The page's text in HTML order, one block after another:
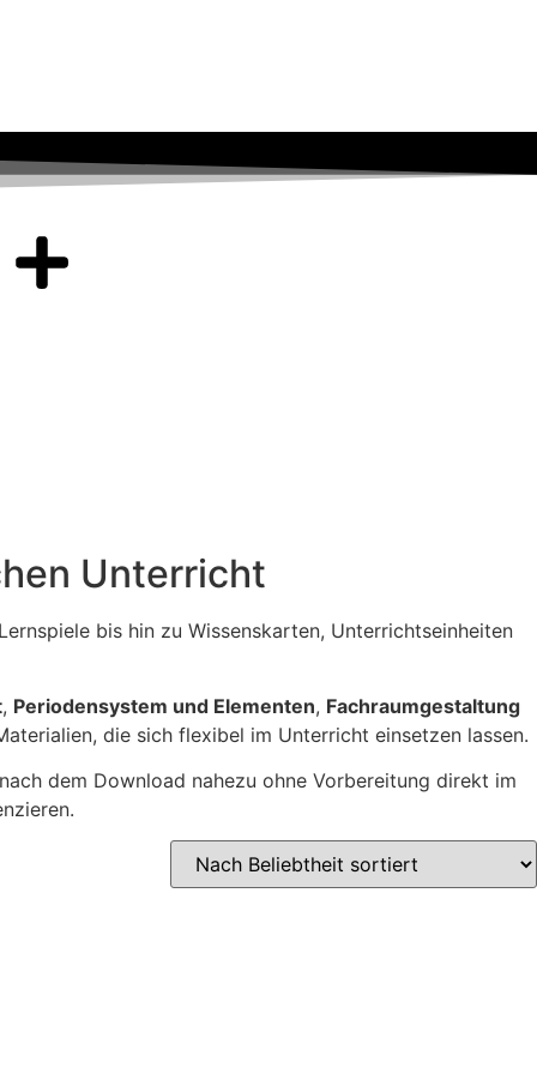
Unterricht
bis hin zu Wissenskarten, Unterrichtseinheiten
, Periodensystem und Elementen, Fachraumgestaltung
die sich flexibel im Unterricht einsetzen lassen.
dem Download nahezu ohne Vorbereitung direkt im